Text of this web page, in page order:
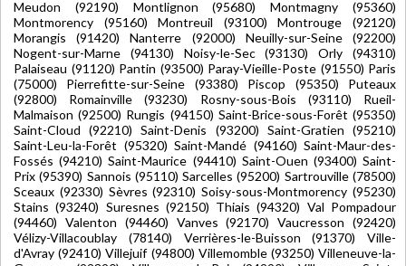
Meudon (92190) Montlignon (95680) Montmagny (95360)
Montmorency (95160) Montreuil (93100) Montrouge (92120)
Morangis (91420) Nanterre (92000) Neuilly-sur-Seine (92200)
Nogent-sur-Marne (94130) Noisy-le-Sec (93130) Orly (94310)
Palaiseau (91120) Pantin (93500) Paray-Vieille-Poste (91550) Paris
(75000) Pierrefitte-sur-Seine (93380) Piscop (95350) Puteaux
(92800) Romainville (93230) Rosny-sous-Bois (93110) Rueil-
Malmaison (92500) Rungis (94150) Saint-Brice-sous-Forêt (95350)
Saint-Cloud (92210) Saint-Denis (93200) Saint-Gratien (95210)
Saint-Leu-la-Forêt (95320) Saint-Mandé (94160) Saint-Maur-des-
Fossés (94210) Saint-Maurice (94410) Saint-Ouen (93400) Saint-
Prix (95390) Sannois (95110) Sarcelles (95200) Sartrouville (78500)
Sceaux (92330) Sèvres (92310) Soisy-sous-Montmorency (95230)
Stains (93240) Suresnes (92150) Thiais (94320) Val Pompadour
(94460) Valenton (94460) Vanves (92170) Vaucresson (92420)
Vélizy-Villacoublay (78140) Verrières-le-Buisson (91370) Ville-
d'Avray (92410) Villejuif (94800) Villemomble (93250) Villeneuve-la-